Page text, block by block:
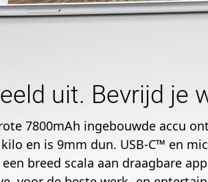
uit. Bevrijd je
7800mAh ingebouwde accu
en is 9mm dun. USB-C™ en
breed scala aan draagbare